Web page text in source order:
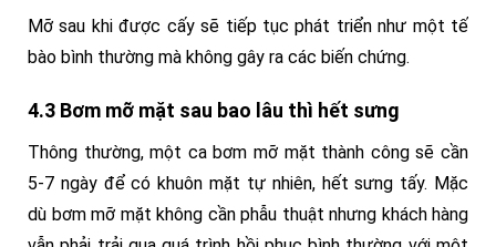
Mỡ sau khi được cấy sẽ tiếp tục phát triển như một tế
bào bình thường mà không gây ra các biến chứng.
4.3 Bơm mỡ mặt sau bao lâu thì hết sưng
Thông thường, một ca bơm mỡ mặt thành công sẽ cần
5-7 ngày để có khuôn mặt tự nhiên, hết sưng tấy. Mặc
dù bơm mỡ mặt không cần phẫu thuật nhưng khách hàng